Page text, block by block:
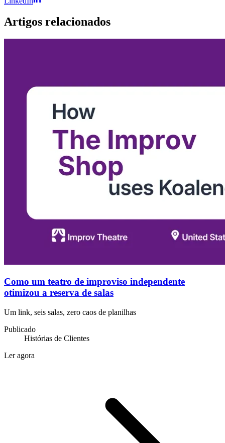
Artigos relacionados
Como um teatro de improviso independente
otimizou a reserva de salas
Um link, seis salas, zero caos de planilhas
Publicado
Histórias de Clientes
Ler agora